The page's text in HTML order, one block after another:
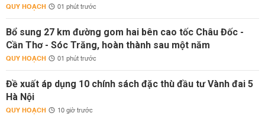
QUY HOẠCH 01 phút trước
Bổ sung 27 km đường gom hai bên cao tốc Châu Đốc -
Cần Thơ - Sóc Trăng, hoàn thành sau một năm
QUY HOẠCH 01 phút trước
Đề xuất áp dụng 10 chính sách đặc thù đầu tư Vành đai 5
Hà Nội
QUY HOẠCH 10 giờ trước